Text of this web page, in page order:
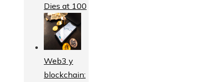
Dies at 100
Web3 y
blockchain: